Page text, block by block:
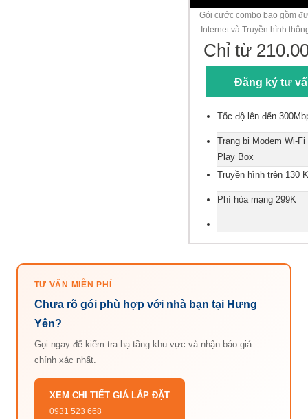
Gói cước combo bao gồm
Internet và Truyền hình
Chỉ từ
Đăng ký tư
Tốc độ lên đến
Trang bị Modem Wi-
Play Box
Truyền hình trên 130
Phí hòa mạng 299K
TƯ VẤN MIỄN PHÍ
Chưa rõ gói phù hợp với nhà bạn tại Hưng
Yên?
Gọi ngay để kiểm tra hạ tầng khu vực và nhận báo giá
chính xác nhất.
XEM CHI TIẾT GIÁ LẮP ĐẶT
0931 523 668